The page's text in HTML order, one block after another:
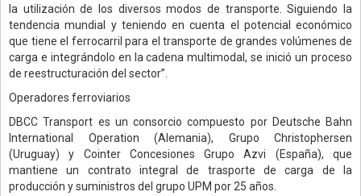
la utilización de los diversos modos de transporte. Siguiendo la
tendencia mundial y teniendo en cuenta el potencial económico
que tiene el ferrocarril para el transporte de grandes volúmenes de
carga e integrándolo en la cadena multimodal, se inició un proceso
de reestructuración del sector”.
Operadores ferroviarios
DBCC Transport es un consorcio compuesto por Deutsche Bahn
International Operation (Alemania), Grupo Christophersen
(Uruguay) y Cointer Concesiones Grupo Azvi (España), que
mantiene un contrato integral de trasporte de carga de la
producción y suministros del grupo UPM por 25 años.